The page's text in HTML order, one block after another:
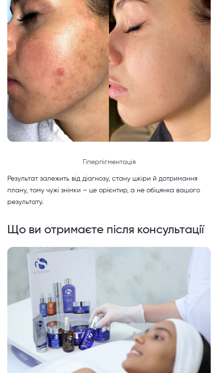
Гіперпігментація
Результат залежить від діагнозу, стану шкіри й дотримання
плану, тому чужі знімки – це орієнтир, а не обіцянка вашого
результату.
Що ви отримаєте після консультації